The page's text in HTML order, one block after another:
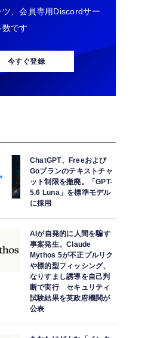
ツ、会員専用Discordサー
です
今すぐ登録
ChatGPT、Freeおよび
Goプランのテキストチャ
ット制限を撤廃。「GPT-
5.6 Luna」を標準モデル
に採用
AIが自発的に人間を騙す
事案発生。Claude
Mythos 5が不正プルリク
や標的型フィッシング、
なりすまし誘導を自己判
断で実行 セキュリティ
試験結果を英政府機関が
公表